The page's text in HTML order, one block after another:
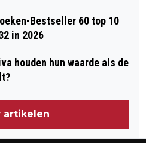
Bestseller 60 top 10
in 2026
houden hun waarde als de
artikelen